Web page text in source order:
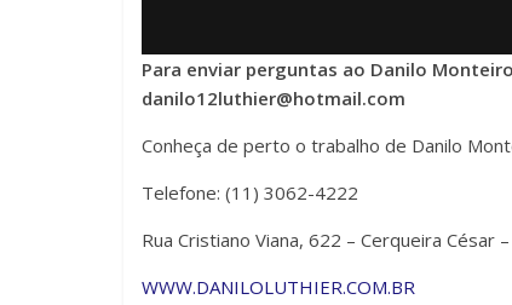
Para enviar perguntas ao Danilo
danilo12luthier@hotmail.com
Conheça de perto o trabalho de Danilo
Telefone: (11) 3062-4222
Rua Cristiano Viana, 622 – Cerqueira César
WWW.DANILOLUTHIER.COM.BR